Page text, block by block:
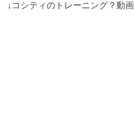
↓コシティのトレーニング？動画